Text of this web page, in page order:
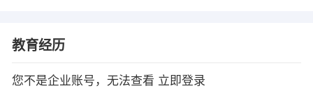
教育经历
您不是企业账号，无法查看 立即登录